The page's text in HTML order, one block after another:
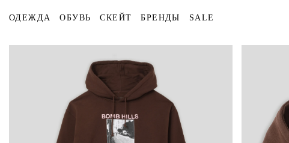
ОДЕЖДА ОБУВЬ СКЕЙТ БРЕНДЫ SALE